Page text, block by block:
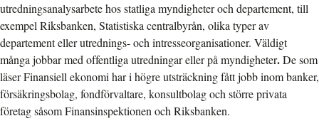
utredningsanalysarbete hos statliga myndigheter och departement, till
exempel Riksbanken, Statistiska centralbyrån, olika typer av
departement eller utrednings- och intresseorganisationer. Väldigt
många jobbar med offentliga utredningar eller på myndigheter.De som
läser Finansiell ekonomi har i högre utsträckning fått jobb inom banker,
försäkringsbolag, fondförvaltare, konsultbolag och större privata
företag såsom Finansinspektionen och Riksbanken.